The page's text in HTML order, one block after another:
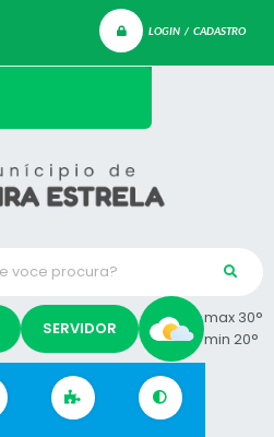
LOGIN / CADASTRO
SERVIDOR
max 30°
min 20°